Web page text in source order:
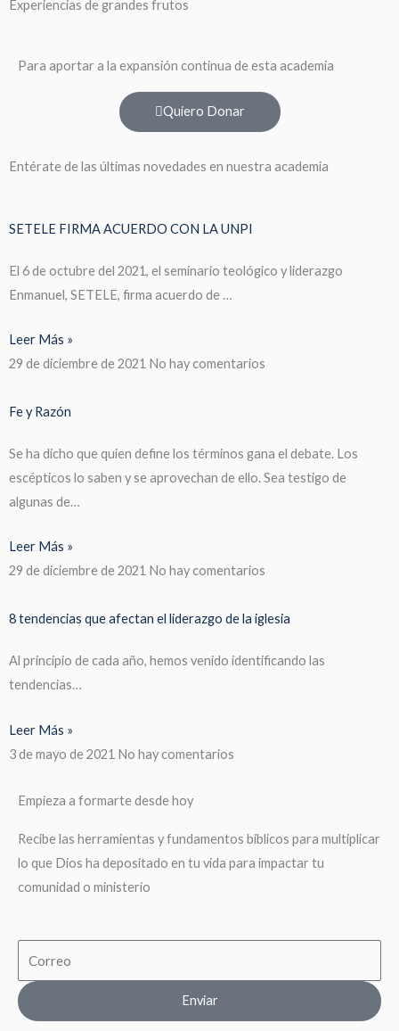
Experiencias de grandes frutos
Para aportar a la expansión continua de esta academia
Quiero Donar
Entérate de las últimas novedades en nuestra academia
SETELE FIRMA ACUERDO CON LA UNPI
El 6 de octubre del 2021, el seminario teológico y liderazgo
Enmanuel, SETELE, firma acuerdo de …
Leer Más »
29 de diciembre de 2021 No hay comentarios
Fe y Razón
Se ha dicho que quien define los términos gana el debate. Los
escépticos lo saben y se aprovechan de ello. Sea testigo de
algunas de…
Leer Más »
29 de diciembre de 2021 No hay comentarios
8 tendencias que afectan el liderazgo de la iglesia
Al principio de cada año, hemos venido identificando las
tendencias…
Leer Más »
3 de mayo de 2021 No hay comentarios
Empieza a formarte desde hoy
Recibe las herramientas y fundamentos biblicos para multiplicar
lo que Dios ha depositado en tu vida para impactar tu
comunidad o ministerio
Enviar